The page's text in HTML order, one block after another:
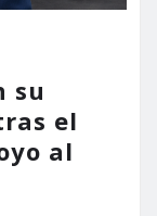
su
el
al